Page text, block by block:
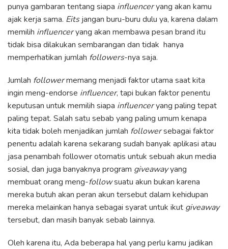
punya gambaran tentang siapa influenceryang akan kamu
ajak kerja sama. Eitsjangan buru-buru dulu ya, karena dalam
memilih influenceryang akan membawa pesan brand itu
tidak bisa dilakukan sembarangan dan tidak hanya
memperhatikan jumlah followers-nya saja.
Jumlah followermemang menjadi faktor utama saat kita
ingin meng-endorse influencer, tapi bukan faktor penentu
keputusan untuk memilih siapa influenceryang paling tepat
paling tepat. Salah satu sebab yang paling umum kenapa
kita tidak boleh menjadikan jumlah followersebagai faktor
penentu adalah karena sekarang sudah banyak aplikasi atau
jasa penambah follower otomatis untuk sebuah akun media
sosial, dan juga banyaknya program giveawayyang
membuat orang meng-followsuatu akun bukan karena
mereka butuh akan peran akun tersebut dalam kehidupan
mereka melainkan hanya sebagai syarat untuk ikut giveaway
tersebut, dan masih banyak sebab lainnya.
Oleh karena itu, Ada beberapa hal yang perlu kamu jadikan